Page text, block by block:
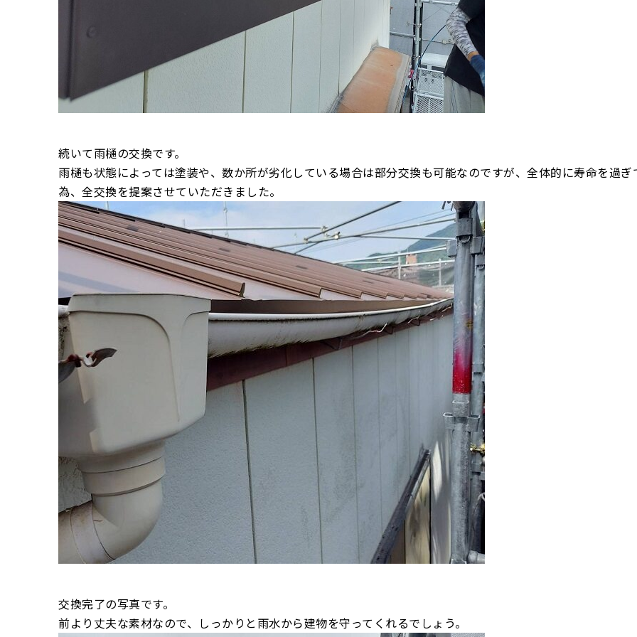
続いて雨樋の交換です。
雨樋も状態によっては塗装や、数か所が劣化している場合は部分交換も可能なのですが、全体的に寿命を過ぎ
為、全交換を提案させていただきました。
交換完了の写真です。
前より丈夫な素材なので、しっかりと雨水から建物を守ってくれるでしょう。